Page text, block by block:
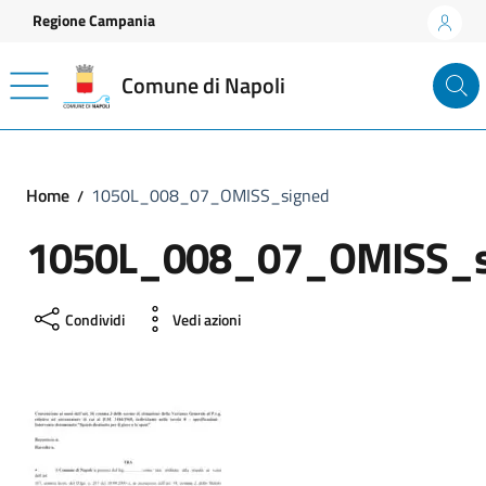
Vai ai contenuti
Vai al footer
Regione Campania
Comune di Napoli
Home 1050L_008_07_OMISS_signed
Condividi Vedi azioni